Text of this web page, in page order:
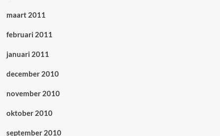
maart 2011
februari 2011
januari 2011
december 2010
november 2010
oktober 2010
september 2010